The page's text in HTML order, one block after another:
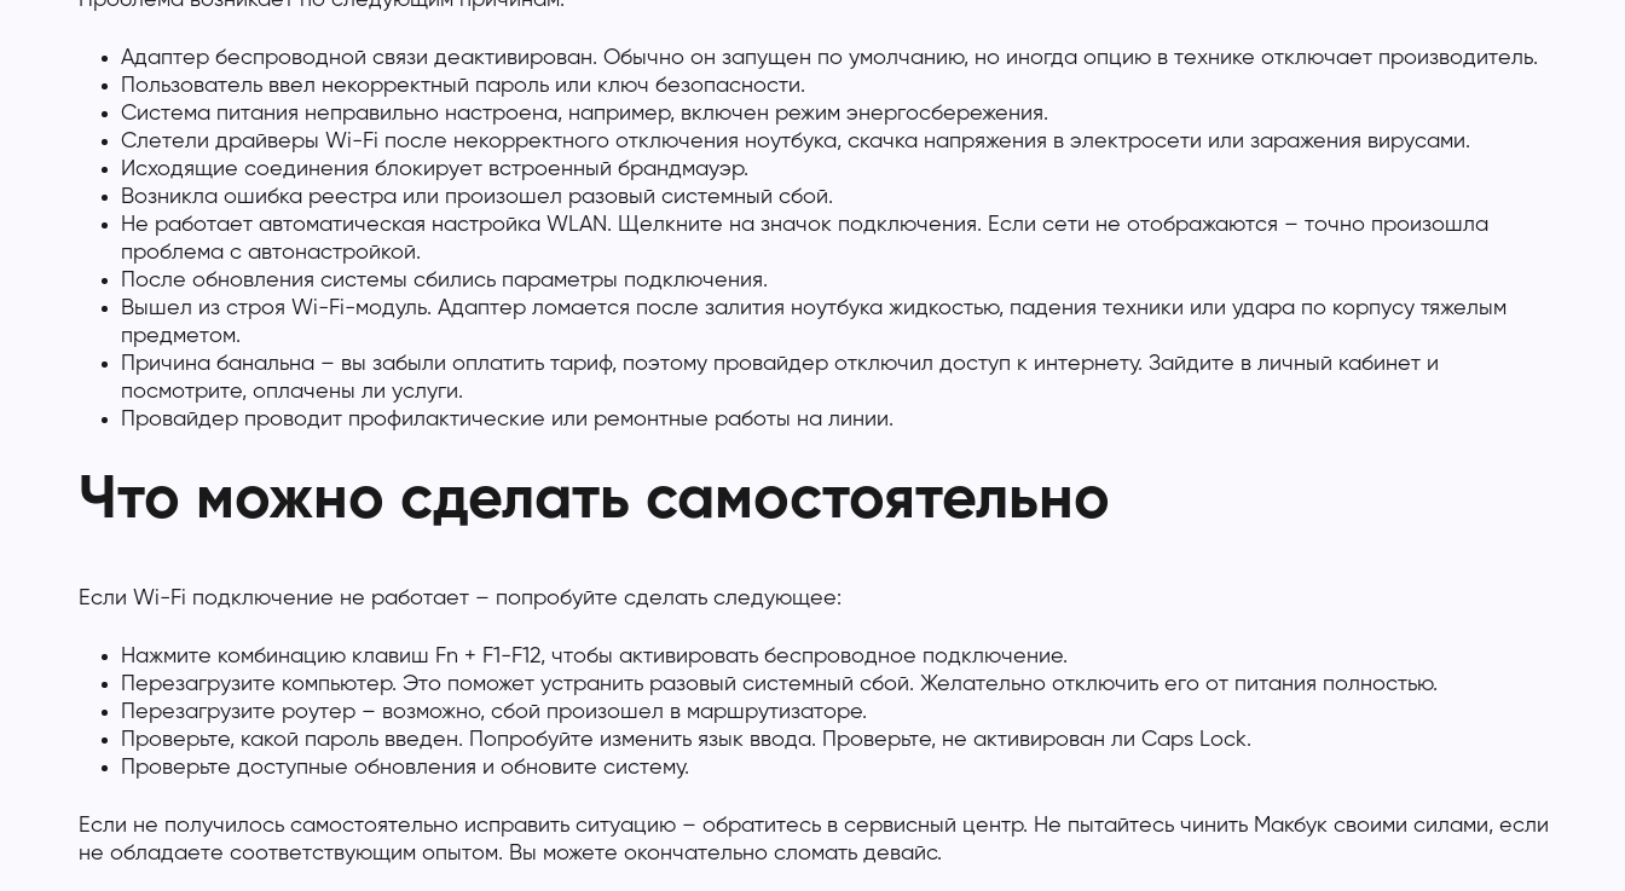
Адаптер беспроводной связи деактивирован. Обычно он запущен по умолчанию, но иногда опцию в технике отключает производитель.
Пользователь ввел некорректный пароль или ключ безопасности.
Система питания неправильно настроена, например, включен режим энергосбережения.
Слетели драйверы Wi-Fi после некорректного отключения ноутбука, скачка напряжения в электросети или заражения вирусами.
Исходящие соединения блокирует встроенный брандмауэр.
Возникла ошибка реестра или произошел разовый системный сбой.
Не работает автоматическая настройка WLAN. Щелкните на значок подключения. Если сети не отображаются – точно произошла
проблема с автонастройкой.
После обновления системы сбились параметры подключения.
Вышел из строя Wi-Fi-модуль. Адаптер ломается после залития ноутбука жидкостью, падения техники или удара по корпусу тяжелым
предметом.
Причина банальна – вы забыли оплатить тариф, поэтому провайдер отключил доступ к интернету. Зайдите в личный кабинет и
посмотрите, оплачены ли услуги.
Провайдер проводит профилактические или ремонтные работы на линии.
Что можно сделать самостоятельно
Если Wi-Fi подключение не работает – попробуйте сделать следующее:
Нажмите комбинацию клавиш Fn + F1-F12, чтобы активировать беспроводное подключение.
Перезагрузите компьютер. Это поможет устранить разовый системный сбой. Желательно отключить его от питания полностью.
Перезагрузите роутер – возможно, сбой произошел в маршрутизаторе.
Проверьте, какой пароль введен. Попробуйте изменить язык ввода. Проверьте, не активирован ли Caps Lock.
Проверьте доступные обновления и обновите систему.
Если не получилось самостоятельно исправить ситуацию – обратитесь в сервисный центр. Не пытайтесь чинить Макбук своими силами, если
не обладаете соответствующим опытом. Вы можете окончательно сломать девайс.